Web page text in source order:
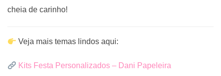
cheia de carinho!
Veja mais temas lindos aqui:
Kits Festa Personalizados – Dani Papeleira